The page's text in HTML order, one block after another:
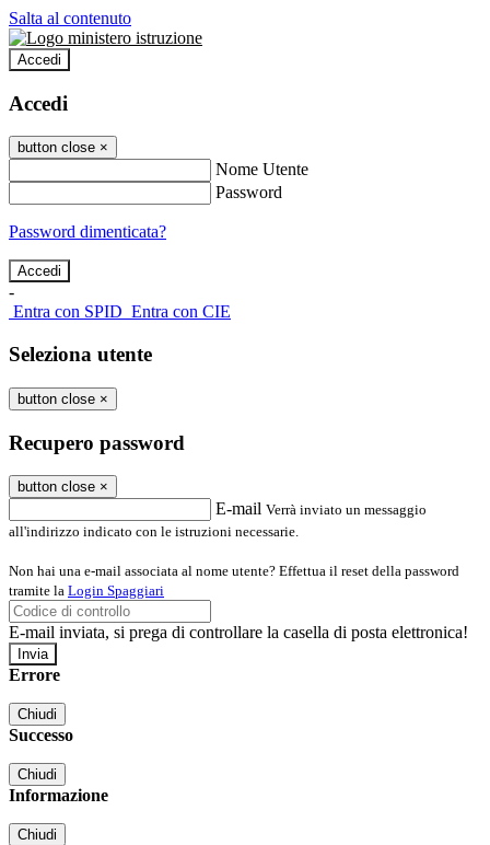
Salta al contenuto
Accedi
Accedi
button close ×
Nome Utente
Password
Password dimenticata?
-
Entra con SPID Entra con CIE
Seleziona utente
button close ×
Recupero password
button close ×
E-mail Verrà inviato un messaggio
all'indirizzo indicato con le istruzioni necessarie.
Non hai una e-mail associata al nome utente? Effettua il reset della password
tramite la Login Spaggiari
E-mail inviata, si prega di controllare la casella di posta elettronica!
Errore
Chiudi
Successo
Chiudi
Informazione
Chiudi